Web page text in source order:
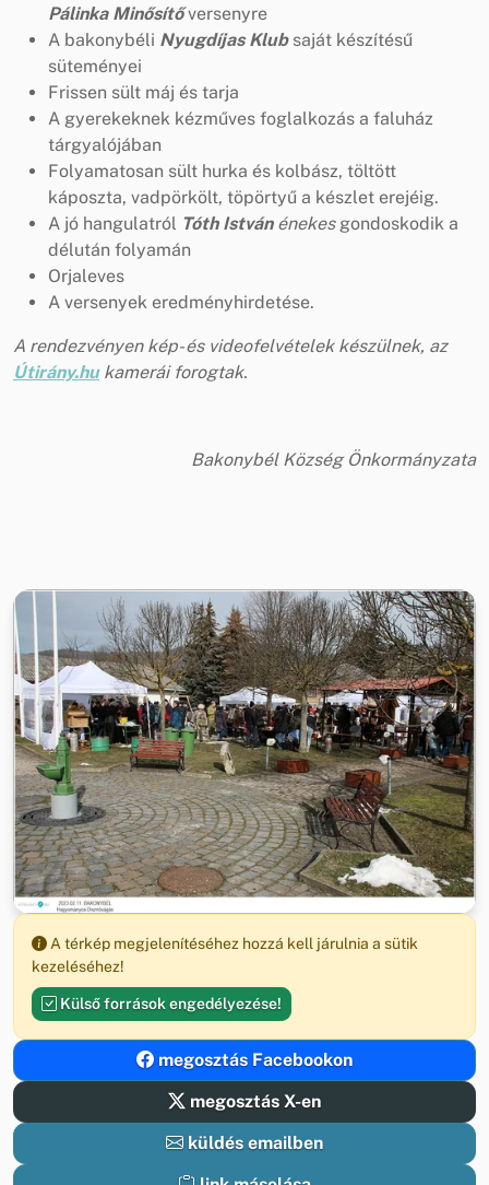
Pálinka Minősítőversenyre
A bakonybéli Nyugdíjas Klubsaját készítésű
süteményei
Frissen sült máj és tarja
A gyerekeknek kézműves foglalkozás a faluház
tárgyalójában
Folyamatosan sült hurka és kolbász, töltött
káposzta, vadpörkölt, töpörtyű a készlet erejéig.
A jó hangulatról Tóth István énekes gondoskodik a
délután folyamán
Orjaleves
A versenyek eredményhirdetése.
A rendezvényen kép- és videofelvételek készülnek, az
Útirány.hu kamerái forogtak.
Bakonybél Község Önkormányzata
A térkép megjelenítéséhez hozzá kell járulnia a sütik
kezeléséhez!
Külső források engedélyezése!
megosztás Facebookon
megosztás X-en
küldés emailben